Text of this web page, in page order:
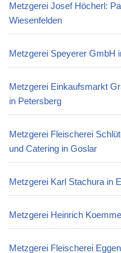
Metzgerei Josef Höcherl:
Wiesenfelden
Metzgerei Speyerer GmbH
Metzgerei Einkaufsmarkt
in Petersberg
Metzgerei Fleischerei
und Catering in Goslar
Metzgerei Karl Stachura in
Metzgerei Heinrich
Metzgerei Fleischerei